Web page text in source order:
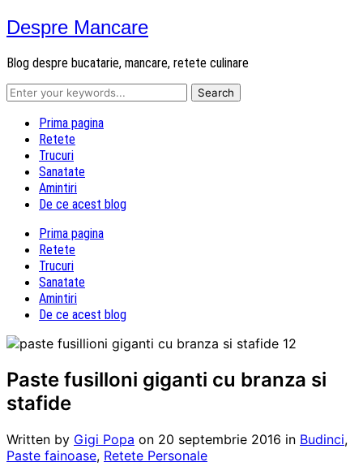
Despre Mancare
Blog despre bucatarie, mancare, retete culinare
Prima pagina
Retete
Trucuri
Sanatate
Amintiri
De ce acest blog
Prima pagina
Retete
Trucuri
Sanatate
Amintiri
De ce acest blog
Paste fusilloni giganti cu branza si
stafide
Written by Gigi Popa on 20 septembrie 2016 in Budinci,
Paste fainoase, Retete Personale